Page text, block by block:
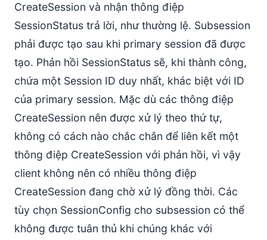
CreateSession và nhận thông điệp
SessionStatus trả lời, như thường lệ. Subsession
phải được tạo sau khi primary session đã được
tạo. Phản hồi SessionStatus sẽ, khi thành công,
chứa một Session ID duy nhất, khác biệt với ID
của primary session. Mặc dù các thông điệp
CreateSession nên được xử lý theo thứ tự,
không có cách nào chắc chắn để liên kết một
thông điệp CreateSession với phản hồi, vì vậy
client không nên có nhiều thông điệp
CreateSession đang chờ xử lý đồng thời. Các
tùy chọn SessionConfig cho subsession có thể
không được tuân thủ khi chúng khác với